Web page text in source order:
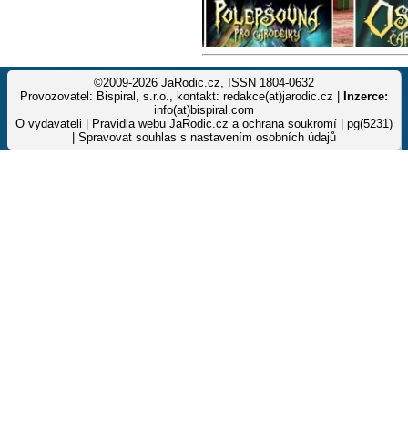
©2009-2026 JaRodic.cz, ISSN 1804-0632
Provozovatel: Bispiral, s.r.o., kontakt: redakce(at)jarodic.cz |
Inzerce:
info(at)bispiral.com
O vydavateli
Pravidla webu JaRodic.cz a ochrana soukromí | pg(5231)
Spravovat souhlas s nastavením osobních údajů